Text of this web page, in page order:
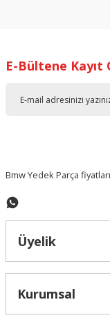
Ürün resmi
E-Bültene Kayıt
Bmw Yedek Parça
Üyelik
Kurumsal